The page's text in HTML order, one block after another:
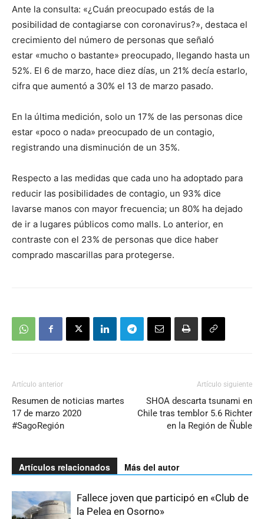
Ante la consulta: «¿Cuán preocupado estás de la
posibilidad de contagiarse con coronavirus?», destaca el
crecimiento del número de personas que señaló
estar «mucho o bastante» preocupado, llegando hasta un
52%. El 6 de marzo, hace diez días, un 21% decía estarlo,
cifra que aumentó a 30% el 13 de marzo pasado.
En la última medición, solo un 17% de las personas dice
estar «poco o nada» preocupado de un contagio,
registrando una disminución de un 35%.
Respecto a las medidas que cada uno ha adoptado para
reducir las posibilidades de contagio, un 93% dice
lavarse manos con mayor frecuencia; un 80% ha dejado
de ir a lugares públicos como malls. Lo anterior, en
contraste con el 23% de personas que dice haber
comprado mascarillas para protegerse.
Artículo anterior
Resumen de noticias martes
17 de marzo 2020
#SagoRegión
Artículo siguiente
SHOA descarta tsunami en
Chile tras temblor 5.6 Richter
en la Región de Ñuble
Artículos relacionados Más del autor
Fallece joven que participó en «Club de
la Pelea en Osorno»